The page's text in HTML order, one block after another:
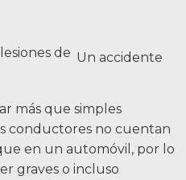
Un accidente
más que simples
conductores no cuentan
en un automóvil, por lo
graves o incluso